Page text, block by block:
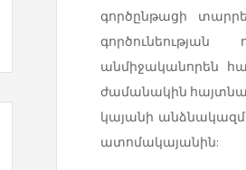
գործընթացի
անմիջականորեն
ժամանակին
կայանի
ատոմակայանին: